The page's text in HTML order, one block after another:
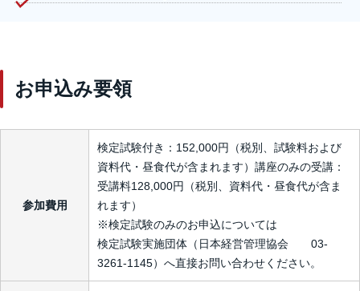
お申込み要領
参加費用
検定試験付き：152,000円（税別、試験料および
資料代・昼食代が含まれます）講座のみの受講：
受講料128,000円（税別、資料代・昼食代が含ま
れます）
※検定試験のみのお申込については
検定試験実施団体（日本経営管理協会 03-
3261-1145）へ直接お問い合わせください。